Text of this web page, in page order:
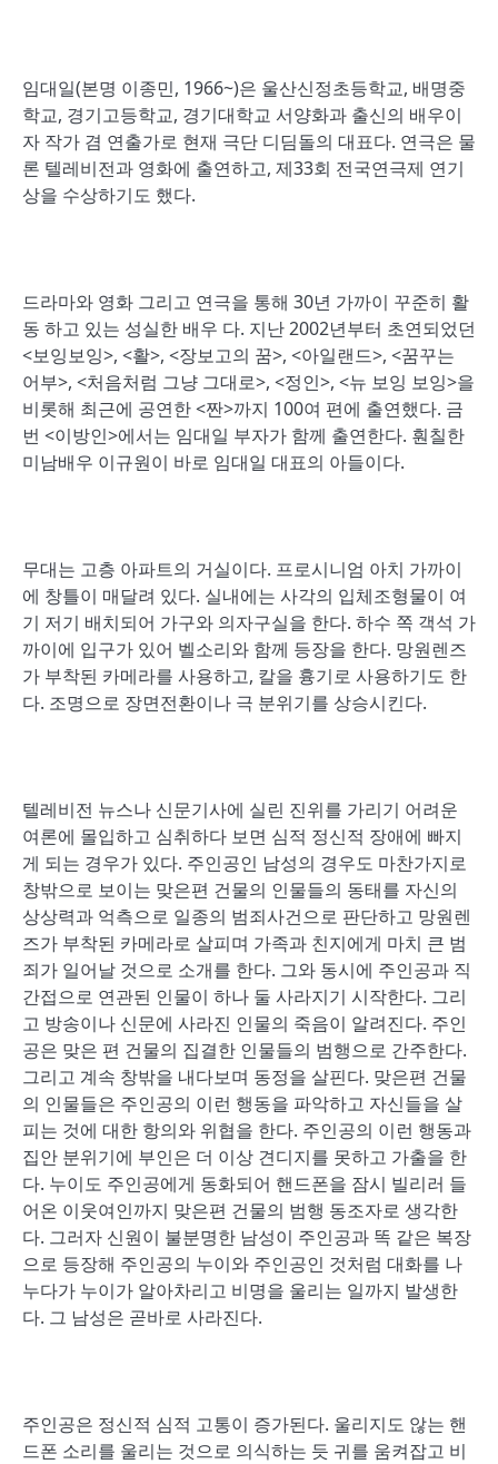
임대일(본명 이종민, 1966~)은 울산신정초등학교, 배명중
학교, 경기고등학교, 경기대학교 서양화과 출신의 배우이
자 작가 겸 연출가로 현재 극단 디딤돌의 대표다. 연극은 물
론 텔레비전과 영화에 출연하고, 제33회 전국연극제 연기
상을 수상하기도 했다.
드라마와 영화 그리고 연극을 통해 30년 가까이 꾸준히 활
동 하고 있는 성실한 배우 다. 지난 2002년부터 초연되었던
<보잉보잉>, <활>, <장보고의 꿈>, <아일랜드>, <꿈꾸는
어부>, <처음처럼 그냥 그대로>, <정인>, <뉴 보잉 보잉>을
비롯해 최근에 공연한 <짠>까지 100여 편에 출연했다. 금
번 <이방인>에서는 임대일 부자가 함께 출연한다. 훤칠한
미남배우 이규원이 바로 임대일 대표의 아들이다.
무대는 고층 아파트의 거실이다. 프로시니엄 아치 가까이
에 창틀이 매달려 있다. 실내에는 사각의 입체조형물이 여
기 저기 배치되어 가구와 의자구실을 한다. 하수 쪽 객석 가
까이에 입구가 있어 벨소리와 함께 등장을 한다. 망원렌즈
가 부착된 카메라를 사용하고, 칼을 흉기로 사용하기도 한
다. 조명으로 장면전환이나 극 분위기를 상승시킨다.
텔레비전 뉴스나 신문기사에 실린 진위를 가리기 어려운
여론에 몰입하고 심취하다 보면 심적 정신적 장애에 빠지
게 되는 경우가 있다. 주인공인 남성의 경우도 마찬가지로
창밖으로 보이는 맞은편 건물의 인물들의 동태를 자신의
상상력과 억측으로 일종의 범죄사건으로 판단하고 망원렌
즈가 부착된 카메라로 살피며 가족과 친지에게 마치 큰 범
죄가 일어날 것으로 소개를 한다. 그와 동시에 주인공과 직
간접으로 연관된 인물이 하나 둘 사라지기 시작한다. 그리
고 방송이나 신문에 사라진 인물의 죽음이 알려진다. 주인
공은 맞은 편 건물의 집결한 인물들의 범행으로 간주한다.
그리고 계속 창밖을 내다보며 동정을 살핀다. 맞은편 건물
의 인물들은 주인공의 이런 행동을 파악하고 자신들을 살
피는 것에 대한 항의와 위협을 한다. 주인공의 이런 행동과
집안 분위기에 부인은 더 이상 견디지를 못하고 가출을 한
다. 누이도 주인공에게 동화되어 핸드폰을 잠시 빌리러 들
어온 이웃여인까지 맞은편 건물의 범행 동조자로 생각한
다. 그러자 신원이 불분명한 남성이 주인공과 똑 같은 복장
으로 등장해 주인공의 누이와 주인공인 것처럼 대화를 나
누다가 누이가 알아차리고 비명을 울리는 일까지 발생한
다. 그 남성은 곧바로 사라진다.
주인공은 정신적 심적 고통이 증가된다. 울리지도 않는 핸
드폰 소리를 울리는 것으로 의식하는 듯 귀를 움켜잡고 비